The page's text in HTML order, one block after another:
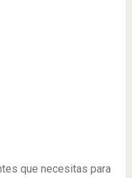
que necesitas para